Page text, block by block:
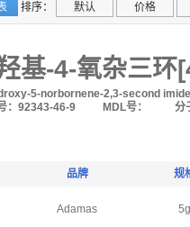
排序： 默认 价格
基-4-氧杂三环
5-norbornene-2,3-second imide
：92343-46-9
MDL号： 分
品牌 规
Adamas 5g